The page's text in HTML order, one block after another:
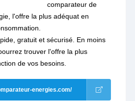
comparateur de
l'offre la plus adéquat en
gratuit et sécurisé. En moins
trouver l'offre la plus
de vos besoins.
energies.com/